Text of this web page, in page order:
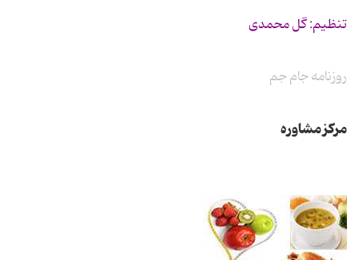
تنظیم: گل محمدی
روزنامه جام جم
مرکز مشاوره